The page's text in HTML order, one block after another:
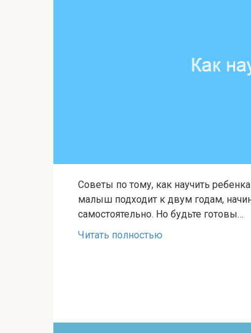
Советы по тому, как научить
малыш подходит к двум годам,
самостоятельно. Но будьте готовы…
Читать полностью